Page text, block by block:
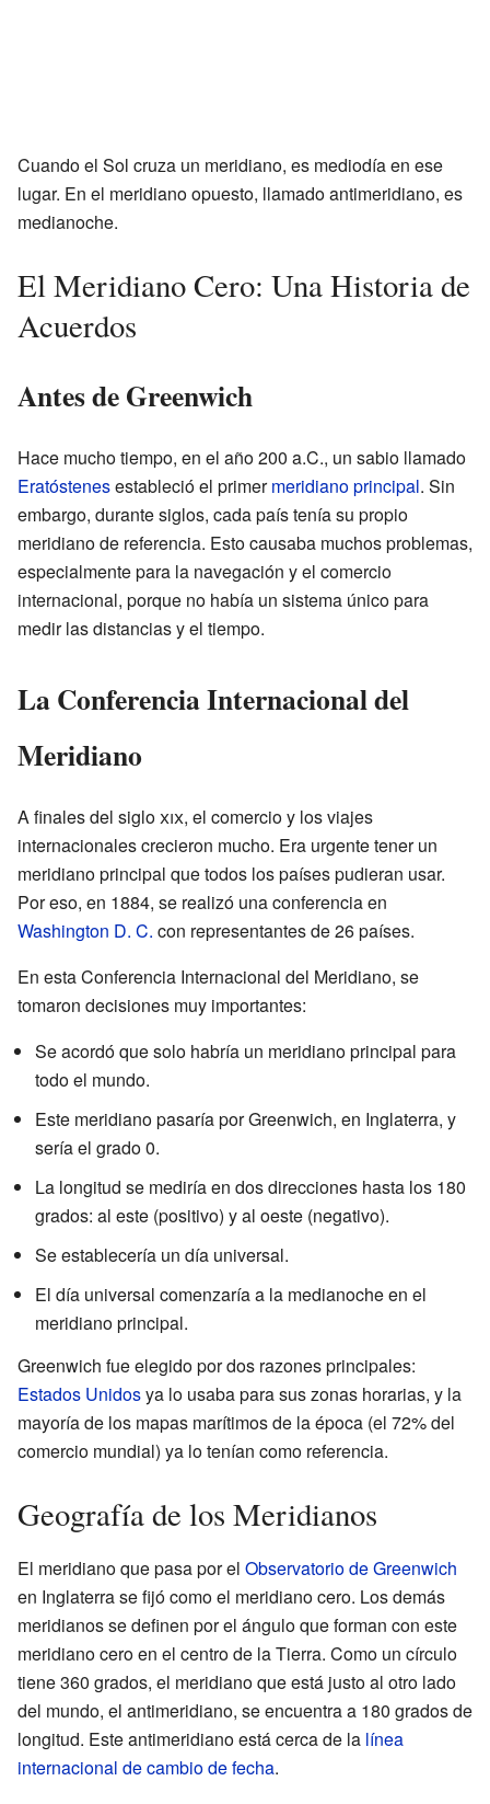
Cuando el Sol cruza un meridiano, es mediodía en ese
lugar. En el meridiano opuesto, llamado antimeridiano, es
medianoche.
El Meridiano Cero: Una Historia de
Acuerdos
Antes de Greenwich
Hace mucho tiempo, en el año 200 a.C., un sabio llamado
Eratóstenesestableció el primermeridiano principal. Sin
embargo, durante siglos, cada país tenía su propio
meridiano de referencia. Esto causaba muchos problemas,
especialmente para la navegación y el comercio
internacional, porque no había un sistema único para
medir las distancias y el tiempo.
La Conferencia Internacional del
Meridiano
A finales del sigloxix, el comercio y los viajes
internacionales crecieron mucho. Era urgente tener un
meridiano principal que todos los países pudieran usar.
Por eso, en 1884, se realizó una conferencia en
Washington D. C. con representantes de 26 países.
En esta Conferencia Internacional del Meridiano, se
tomaron decisiones muy importantes:
Se acordó que solo habría un meridiano principal para
todo el mundo.
Este meridiano pasaría por Greenwich, en Inglaterra, y
sería el grado 0.
La longitud se mediría en dos direcciones hasta los 180
grados: al este (positivo) y al oeste (negativo).
Se establecería un día universal.
El día universal comenzaría a la medianoche en el
meridiano principal.
Greenwich fue elegido por dos razones principales:
Estados Unidosya lo usaba para sus zonas horarias, y la
mayoría de los mapas marítimos de la época (el 72% del
comercio mundial) ya lo tenían como referencia.
Geografía de los Meridianos
El meridiano que pasa por el Observatorio de Greenwich
en Inglaterra se fijó como el meridiano cero. Los demás
meridianos se definen por el ángulo que forman con este
meridiano cero en el centro de la Tierra. Como un círculo
tiene 360 grados, el meridiano que está justo al otro lado
del mundo, el antimeridiano, se encuentra a 180 grados de
longitud. Este antimeridiano está cerca de la línea
internacional de cambio de fecha.